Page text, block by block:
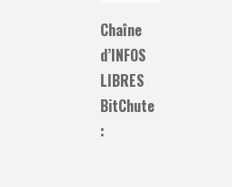
Chaîne
d’INFOS
LIBRES
BitChute
: